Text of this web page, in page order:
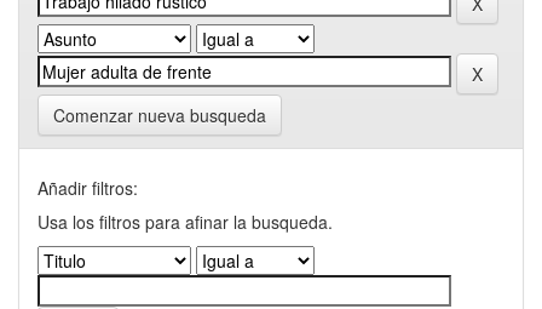
Comenzar nueva busqueda
Añadir filtros:
Usa los filtros para afinar la busqueda.